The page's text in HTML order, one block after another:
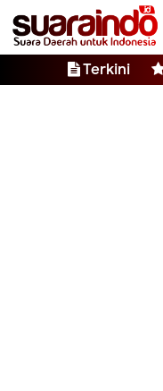
Terkini